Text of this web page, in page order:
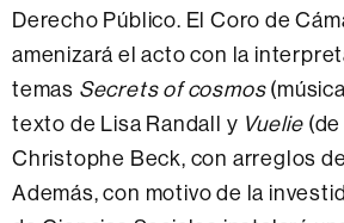
Derecho Público. El Coro de
amenizará el acto con la
temas Secrets of cosmos
texto de Lisa Randall y Vuelie
Christophe Beck, con arreglos
Además, con motivo de la